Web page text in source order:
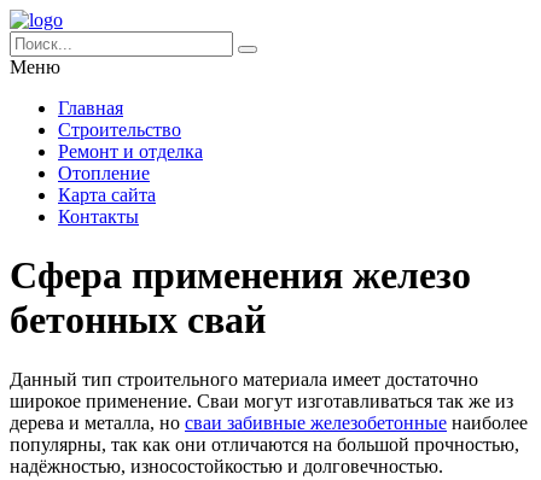
Меню
Главная
Строительство
Ремонт и отделка
Отопление
Карта сайта
Контакты
Сфера применения железо
бетонных свай
Данный тип строительного материала имеет достаточно
широкое применение. Сваи могут изготавливаться так же из
дерева и металла, но сваи забивные железобетонные наиболее
популярны, так как они отличаются на большой прочностью,
надёжностью, износостойкостью и долговечностью.